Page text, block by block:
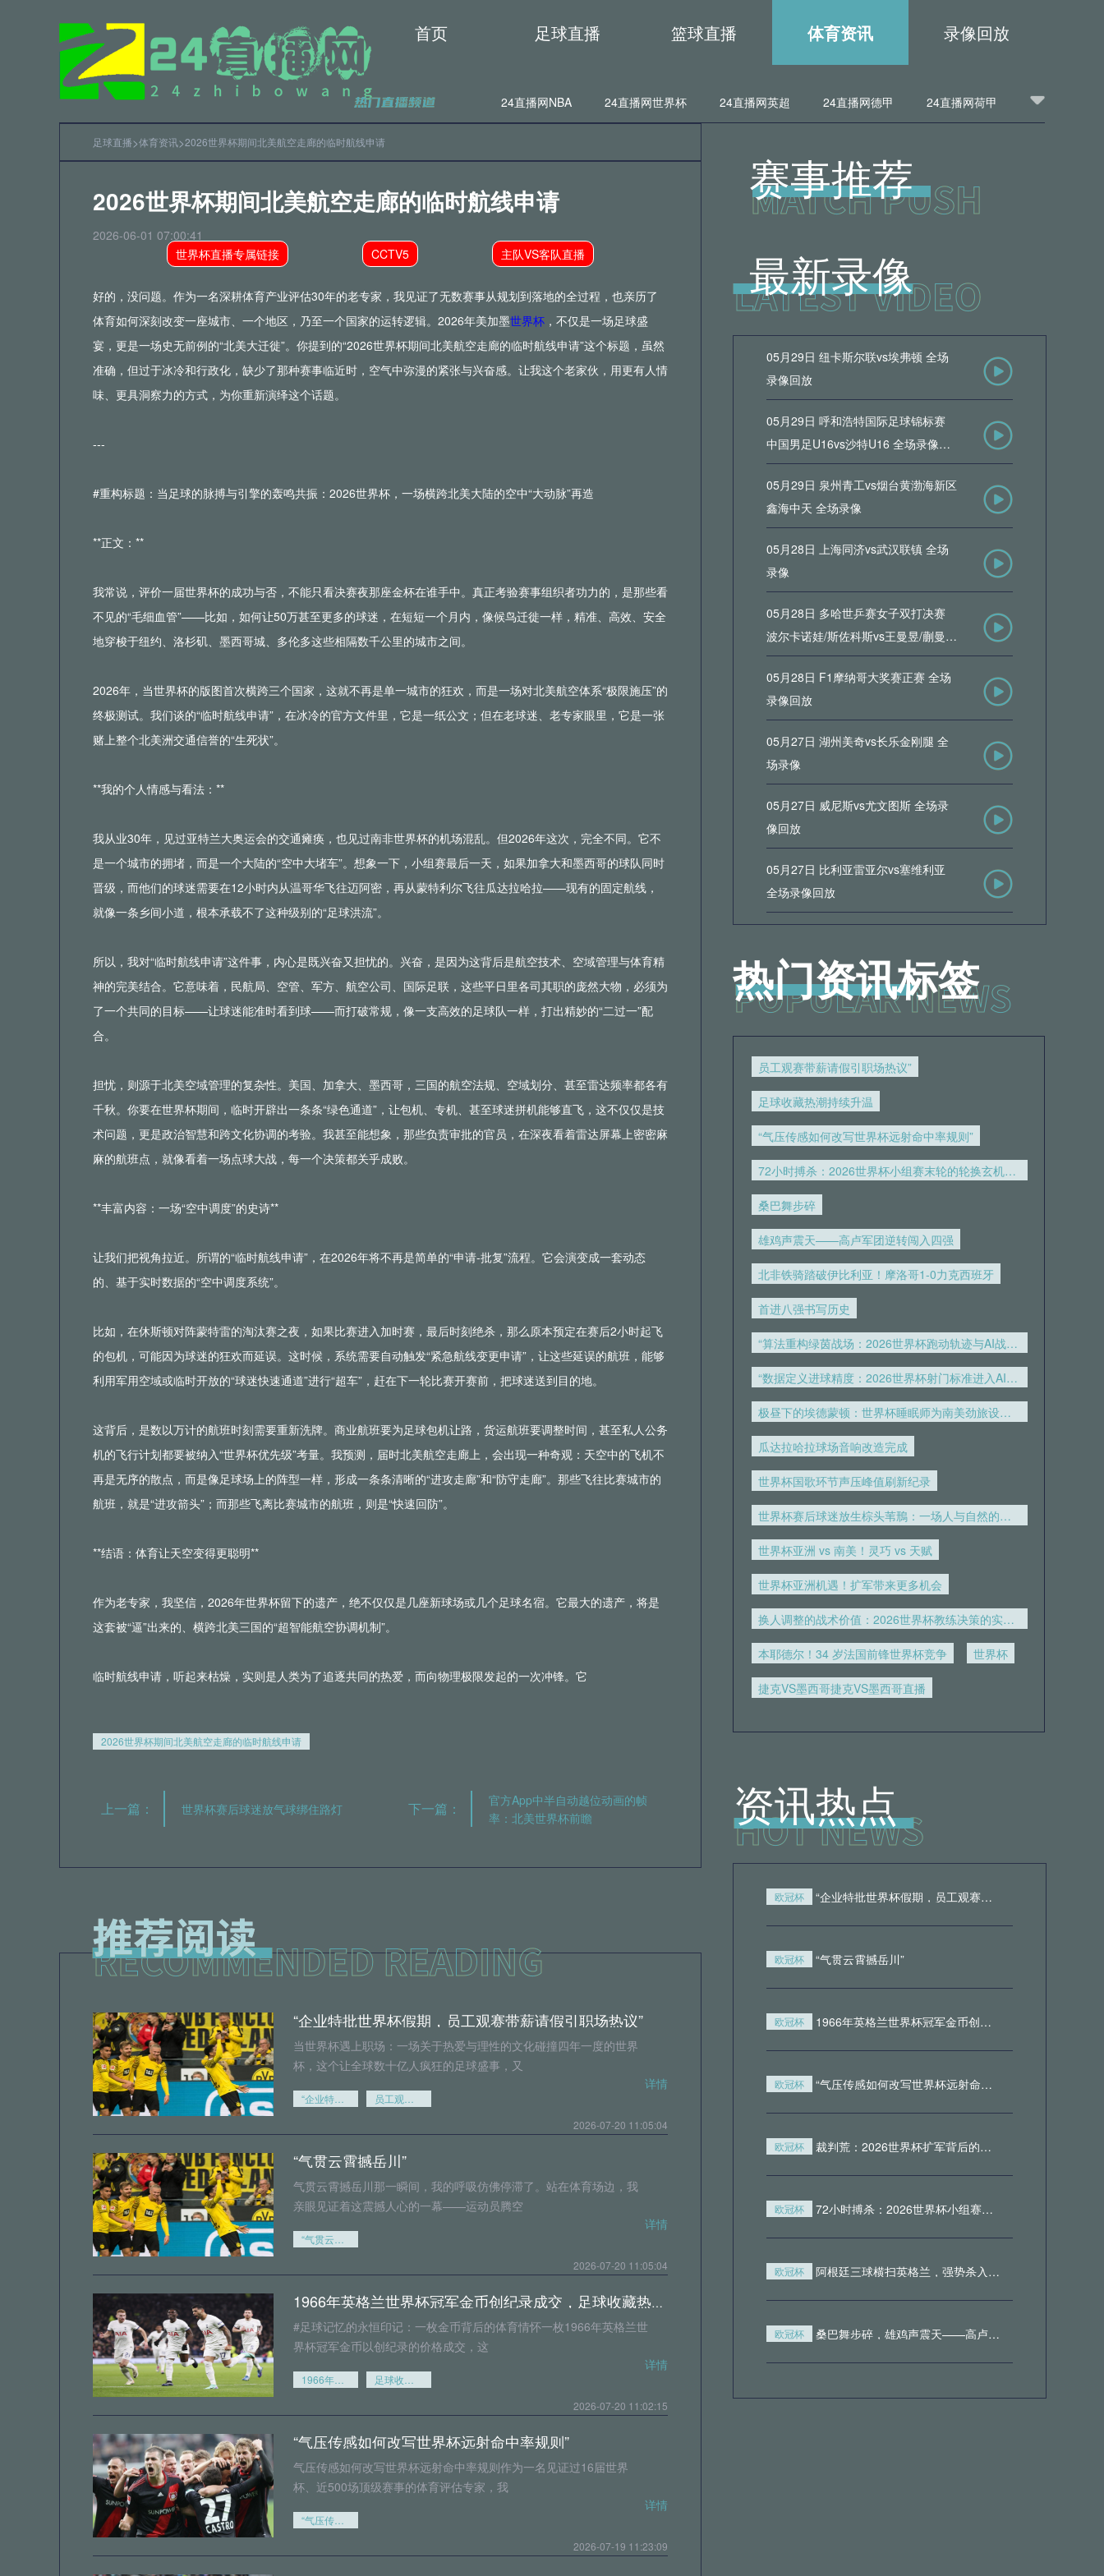
首页 足球直播 篮球直播 体育资讯 录像回放
24直播网NBA 24直播网世界杯 24直播网英超 24直播网德甲 24直播网荷甲
24直播网意甲
24直播网日职联 24直播网美职业 24直播网巴西甲
24直播网中甲 24直播网阿塞超 24直播网丹麦超 24直播网冰岛超 24直播网挪超 24直播网瑞典超
24直播网俄超 24直播网芬超 24直播网瑞士超 24直播网苏超 24直播网NBA积分榜 24直播网NBA直播
24直播网NBA库里 24直播网NBA克莱汤普森 24直播网NBA波杰姆斯 24直播网NBA火箭 24直播网NBA德罗赞
足球直播>体育资讯>2026世界杯期间北美航空走廊的临时航线申请
2026世界杯期间北美航空走廊的临时航线申请
2026-06-01 07:00:41
世界杯直播专属链接
CCTV5 主队VS客队直播
好的，没问题。作为一名深耕体育产业评估30年的老专家，我见证了无数赛事从规划到落地的全过程，也亲历了
体育如何深刻改变一座城市、一个地区，乃至一个国家的运转逻辑。2026年美加墨世界杯 ，不仅是一场足球盛
宴，更是一场史无前例的“北美大迁徙”。你提到的“2026世界杯期间北美航空走廊的临时航线申请”这个标题，虽然
准确，但过于冰冷和行政化，缺少了那种赛事临近时，空气中弥漫的紧张与兴奋感。让我这个老家伙，用更有人情
味、更具洞察力的方式，为你重新演绎这个话题。
---
#重构标题：当足球的脉搏与引擎的轰鸣共振：2026世界杯，一场横跨北美大陆的空中“大动脉”再造
**正文：**
我常说，评价一届世界杯的成功与否，不能只看决赛夜那座金杯在谁手中。真正考验赛事组织者功力的，是那些看
不见的“毛细血管”——比如，如何让50万甚至更多的球迷，在短短一个月内，像候鸟迁徙一样，精准、高效、安全
地穿梭于纽约、洛杉矶、墨西哥城、多伦多这些相隔数千公里的城市之间。
2026年，当世界杯的版图首次横跨三个国家，这就不再是单一城市的狂欢，而是一场对北美航空体系“极限施压”的
终极测试。我们谈的“临时航线申请”，在冰冷的官方文件里，它是一纸公文；但在老球迷、老专家眼里，它是一张
赌上整个北美洲交通信誉的“生死状”。
**我的个人情感与看法：**
我从业30年，见过亚特兰大奥运会的交通瘫痪，也见过南非世界杯的机场混乱。但2026年这次，完全不同。它不
是一个城市的拥堵，而是一个大陆的“空中大堵车”。想象一下，小组赛最后一天，如果加拿大和墨西哥的球队同时
晋级，而他们的球迷需要在12小时内从温哥华飞往迈阿密，再从蒙特利尔飞往瓜达拉哈拉——现有的固定航线，
就像一条乡间小道，根本承载不了这种级别的“足球洪流”。
所以，我对“临时航线申请”这件事，内心是既兴奋又担忧的。兴奋，是因为这背后是航空技术、空域管理与体育精
神的完美结合。它意味着，民航局、空管、军方、航空公司、国际足联，这些平日里各司其职的庞然大物，必须为
了一个共同的目标——让球迷能准时看到球——而打破常规，像一支高效的足球队一样，打出精妙的“二过一”配
合。
担忧，则源于北美空域管理的复杂性。美国、加拿大、墨西哥，三国的航空法规、空域划分、甚至雷达频率都各有
千秋。你要在世界杯期间，临时开辟出一条条“绿色通道”，让包机、专机、甚至球迷拼机能够直飞，这不仅仅是技
术问题，更是政治智慧和跨文化协调的考验。我甚至能想象，那些负责审批的官员，在深夜看着雷达屏幕上密密麻
麻的航班点，就像看着一场点球大战，每一个决策都关乎成败。
**丰富内容：一场“空中调度”的史诗**
让我们把视角拉近。所谓的“临时航线申请”，在2026年将不再是简单的“申请-批复”流程。它会演变成一套动态
的、基于实时数据的“空中调度系统”。
比如，在休斯顿对阵蒙特雷的淘汰赛之夜，如果比赛进入加时赛，最后时刻绝杀，那么原本预定在赛后2小时起飞
的包机，可能因为球迷的狂欢而延误。这时候，系统需要自动触发“紧急航线变更申请”，让这些延误的航班，能够
利用军用空域或临时开放的“球迷快速通道”进行“超车”，赶在下一轮比赛开赛前，把球迷送到目的地。
这背后，是数以万计的航班时刻需要重新洗牌。商业航班要为足球包机让路，货运航班要调整时间，甚至私人公务
机的飞行计划都要被纳入“世界杯优先级”考量。我预测，届时北美航空走廊上，会出现一种奇观：天空中的飞机不
再是无序的散点，而是像足球场上的阵型一样，形成一条条清晰的“进攻走廊”和“防守走廊”。那些飞往比赛城市的
航班，就是“进攻箭头”；而那些飞离比赛城市的航班，则是“快速回防”。
**结语：体育让天空变得更聪明**
作为老专家，我坚信，2026年世界杯留下的遗产，绝不仅仅是几座新球场或几个足球名宿。它最大的遗产，将是
这套被“逼”出来的、横跨北美三国的“超智能航空协调机制”。
临时航线申请，听起来枯燥，实则是人类为了追逐共同的热爱，而向物理极限发起的一次冲锋。它
2026世界杯期间北美航空走廊的临时航线申请
上一篇： 世界杯赛后球迷放气球绑住路灯 下一篇：
官方App中半自动越位动画的帧
率：北美世界杯前瞻
“企业特批世界杯假期，员工观赛带薪请假引职场热议”
当世界杯遇上职场：一场关于热爱与理性的文化碰撞四年一度的世界
杯，这个让全球数十亿人疯狂的足球盛事，又
详情
2026-07-20 11:05:04
“气贯云霄撼岳川”
气贯云霄撼岳川那一瞬间，我的呼吸仿佛停滞了。站在体育场边，我
亲眼见证着这震撼人心的一幕——运动员腾空
详情
2026-07-20 11:05:04
1966年英格兰世界杯冠军金币创纪录成交，足球收藏热潮持续升温
#足球记忆的永恒印记：一枚金币背后的体育情怀一枚1966年英格兰世
界杯冠军金币以创纪录的价格成交，这
详情
2026-07-20 11:02:15
“气压传感如何改写世界杯远射命中率规则”
气压传感如何改写世界杯远射命中率规则作为一名见证过16届世界
杯、近500场顶级赛事的体育评估专家，我
详情
2026-07-19 11:23:09
赛事推荐
最新录像
05月29日 纽卡斯尔联vs埃弗顿 全场
录像回放
05月29日 呼和浩特国际足球锦标赛
中国男足U16vs沙特U16 全场录像回
放
05月29日 泉州青工vs烟台黄渤海新区
鑫海中天 全场录像
05月28日 上海同济vs武汉联镇 全场
录像
05月28日 多哈世乒赛女子双打决赛
波尔卡诺娃/斯佐科斯vs王曼昱/蒯曼
全场录像回放
05月28日 F1摩纳哥大奖赛正赛 全场
录像回放
05月27日 湖州美奇vs长乐金刚腿 全
场录像
05月27日 威尼斯vs尤文图斯 全场录
像回放
05月27日 比利亚雷亚尔vs塞维利亚
全场录像回放
录像
05月26日 赣州瑞狮vs广州蒲公英 全
05月26日 赫罗纳vs马德里竞技 全场
05月25日 重庆铜梁龙vs河南 全场录
像回放
由泳决赛 潘展乐 全场录像回放
05月25日 皇家贝蒂斯vs瓦伦西亚 全
场录像回放
05月24日 欧联杯决赛 热刺vs曼联 全
场录像回放
05月24日 利雅得胜利vs卡利杰 全场
录像回放
05月24日 陕西联合vs武汉三镇 全场
录像回放
05月23日 05月21日NBA西部决赛G1
05月23日 广西恒宸vs梅州客家 全场
录像回放
场录像
05月22日 广东广州豹vs深圳新鹏城
录像
05月22日 青岛红狮vs山东泰山 全场
05月21日 佛罗伦萨vs博洛尼亚 全场
05月21日 马德里竞技vs皇家贝蒂斯
05月21日 蒙扎vs恩波利 全场录像回
05月20日 佛罗伦萨vs博洛尼亚 全场
录像回放
05月20日 国际米兰vs拉齐奥 全场录
像回放
热门资讯标签
员工观赛带薪请假引职场热议”
足球收藏热潮持续升温
“气压传感如何改写世界杯远射命中率规则”
72小时搏杀：2026世界杯小组赛末轮的轮换玄机与战术暗战
桑巴舞步碎
雄鸡声震天——高卢军团逆转闯入四强
北非铁骑踏破伊比利亚！摩洛哥1-0力克西班牙
首进八强书写历史
“算法重构绿茵战场：2026世界杯跑动轨迹与AI战术进化论”
“数据定义进球精度：2026世界杯射门标准进入AI测速时代”
极昼下的埃德蒙顿：世界杯睡眠师为南美劲旅设计午休生物钟调整计划
瓜达拉哈拉球场音响改造完成
世界杯国歌环节声压峰值刷新纪录
世界杯赛后球迷放生棕头苇鳽：一场人与自然的意外重逢
世界杯亚洲 vs 南美！灵巧 vs 天赋
世界杯亚洲机遇！扩军带来更多机会
换人调整的战术价值：2026世界杯教练决策的实效分析
本耶德尔！34 岁法国前锋世界杯竞争 世界杯
捷克VS墨西哥捷克VS墨西哥直播
资讯热点
欧冠杯 “企业特批世界杯假期，员工观赛带薪请假引职场热议”
欧冠杯 “气贯云霄撼岳川”
欧冠杯 1966年英格兰世界杯冠军金币创纪录成交，足球收藏热潮持续升温
欧冠杯 “气压传感如何改写世界杯远射命中率规则”
欧冠杯 裁判荒：2026世界杯扩军背后的隐形人才断层危机
欧冠杯 72小时搏杀：2026世界杯小组赛末轮的轮换玄机与战术暗战
欧冠杯 阿根廷三球横扫英格兰，强势杀入决赛
欧冠杯 桑巴舞步碎，雄鸡声震天——高卢军团逆转闯入四强
欧冠杯 北非铁骑踏破伊比利亚！摩洛哥1-0力克西班牙，首进八强书写历史